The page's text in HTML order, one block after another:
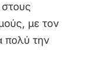
με τον
πολύ την